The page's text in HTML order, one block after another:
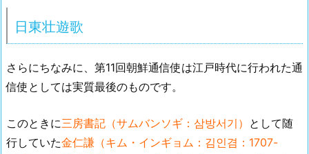
日東壮遊歌
さらにちなみに、第11回朝鮮通信使は江戸時代に行われた通
信使としては実質最後のものです。
このときに三房書記（サムバンソギ：삼방서기） として随
行していた金仁謙（キム・インギョム：김인겸：1707-